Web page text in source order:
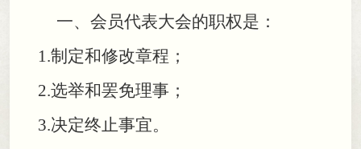
一、会员代表大会的职权是：
1.制定和修改章程 ；
2.选举和罢免理事 ；
3.决定终止事宜。